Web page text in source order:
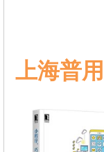
上海普